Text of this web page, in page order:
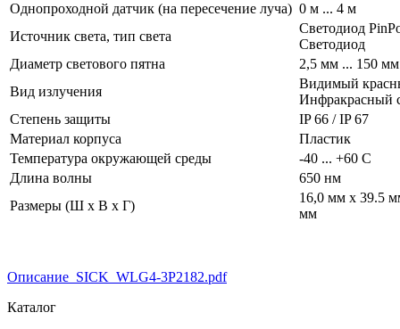
Однопроходной датчик (на пересечение луча) 0 м ... 4 м
Источник света, тип света
Светодиод
Светодиод
Диаметр светового пятна
2,5 мм ... 150 мм
Вид излучения
Видимый
Инфракрасный
Степень защиты
IP 66 / IP 67
Материал корпуса
Пластик
Температура окружающей среды
-40 ... +60 С
Длина волны
650 нм
Размеры (Ш x В x Г)
16,0 мм x 39.5
мм
Описание_SICK_WLG4-3P2182.pdf
Каталог